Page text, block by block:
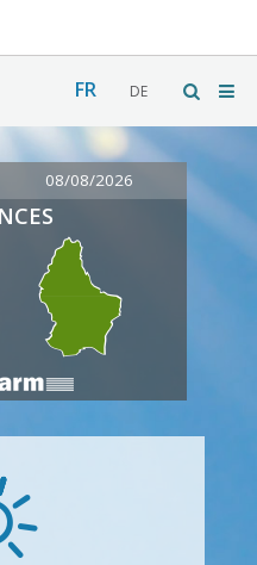
FR DE
08/08/2026